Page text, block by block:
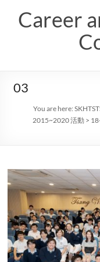
contentCareer
03
You are here:
2015~2020 活動 >